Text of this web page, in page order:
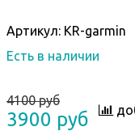
Артикул: KR-garmin
Есть в наличии
4100 руб
3900 руб